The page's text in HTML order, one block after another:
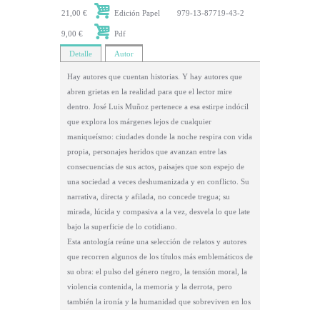
21,00 € Edición Papel 979-13-87719-43-2
9,00 € Pdf
Detalle Autor
Hay autores que cuentan historias. Y hay autores que
abren grietas en la realidad para que el lector mire
dentro. José Luis Muñoz pertenece a esa estirpe indócil
que explora los márgenes lejos de cualquier
maniqueísmo: ciudades donde la noche respira con vida
propia, personajes heridos que avanzan entre las
consecuencias de sus actos, paisajes que son espejo de
una sociedad a veces deshumanizada y en conflicto. Su
narrativa, directa y afilada, no concede tregua; su
mirada, lúcida y compasiva a la vez, desvela lo que late
bajo la superficie de lo cotidiano.
Esta antología reúne una selección de relatos y autores
que recorren algunos de los títulos más emblemáticos de
su obra: el pulso del género negro, la tensión moral, la
violencia contenida, la memoria y la derrota, pero
también la ironía y la humanidad que sobreviven en los